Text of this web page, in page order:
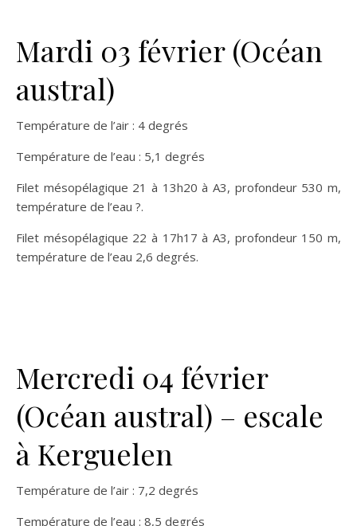
Mardi 03 février (Océan
austral)
Température de l’air : 4 degrés
Température de l’eau : 5,1 degrés
Filet mésopélagique 21 à 13h20 à A3, profondeur 530 m,
température de l’eau ?.
Filet mésopélagique 22 à 17h17 à A3, profondeur 150 m,
température de l’eau 2,6 degrés.
Mercredi 04 février
(Océan austral) – escale
à Kerguelen
Température de l’air : 7,2 degrés
Température de l’eau : 8,5 degrés